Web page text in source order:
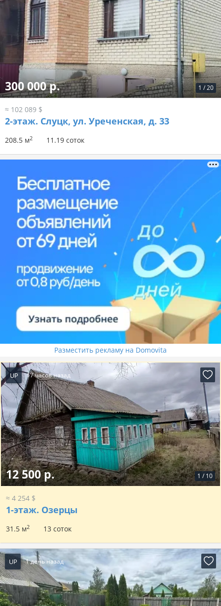
1 /20
300 000 р.
≈ 102 089 $
2-этаж. Слуцк, ул. Уреченская, д. 33
208.5 м2 11.19 соток
Разместить рекламу на Domovita
UP 17 часов назад
1 / 10
12 500 р.
≈ 4 254 $
1-этаж. Озерцы
31.5 м2 13 соток
UP 1 день назад